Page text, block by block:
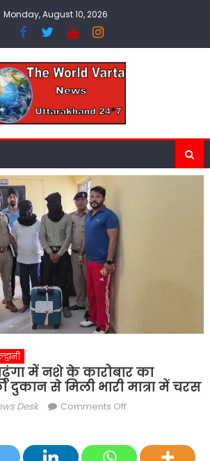
Monday, August 10, 2026
में नशे के कारोबार का
दुकान से मिली भारी मात्रा में चरस
Desk Comments Offon
दमुवाढूंगा